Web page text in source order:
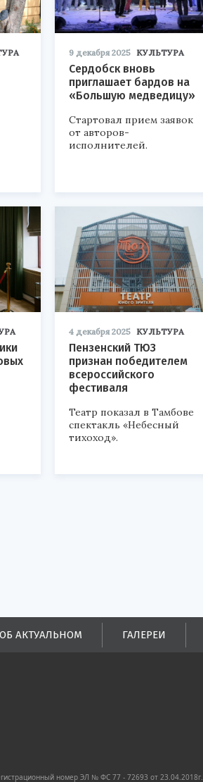
9 декабря 2025 КУЛЬТУРА
Сердобск вновь
приглашает бардов на
«Большую медведицу»
Стартовал прием заявок
от авторов-
исполнителей.
4 декабря 2025 КУЛЬТУРА
Пензенский ТЮЗ
признан победителем
всероссийского
фестиваля
Театр показал в Тамбове
спектакль «Небесный
тихоход».
ОБ АКТУАЛЬНОМ ГАЛЕРЕИ
номер ЭЛ № ФС 77 - 72693 от 23.04.2018г.